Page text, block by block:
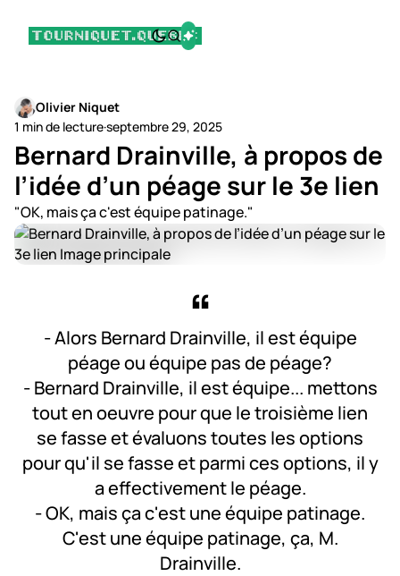
Olivier Niquet
1 min de lecture·septembre 29, 2025
Bernard Drainville, à propos de
l’idée d’un péage sur le 3e lien
"OK, mais ça c'est équipe patinage."
- Alors Bernard Drainville, il est équipe
péage ou équipe pas de péage?
- Bernard Drainville, il est équipe... mettons
tout en oeuvre pour que le troisième lien
se fasse et évaluons toutes les options
pour qu'il se fasse et parmi ces options, il y
a effectivement le péage.
- OK, mais ça c'est une équipe patinage.
C'est une équipe patinage, ça, M.
Drainville.